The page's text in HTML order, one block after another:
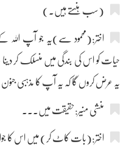
(سب ہنستے ہیں۔)
اختر:(محمود سے)یہ جو آپ
حیات کو اس کی بندگی میں منسلک کر
یہ عرض کروں گا کہ یہ آپ کا مذہبی
منشی منیر:حقیقت میں۔۔۔
اختر:(بات کاٹ کر) میں اس کا